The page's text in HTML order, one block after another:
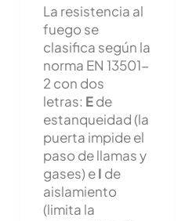
La resistencia al
fuego se
clasifica según la
norma EN 13501-
2 con dos
letras: Ede
estanqueidad (la
puerta impide el
paso de llamas y
gases) eI de
aislamiento
(limita la